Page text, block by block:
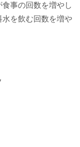
事の回数を増やし
を飲む回数を増や